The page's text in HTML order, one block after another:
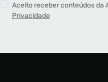
Aceito receber conteúdos da
Privacidade